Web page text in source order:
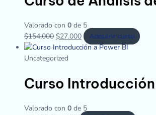
Valorado con 0 de 5
$154.000 $27.000 Adquirir curso
Uncategorized
Curso
Valorado con 0 de 5